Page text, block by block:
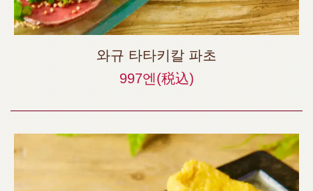
와규 타타키칼 파초
997엔 (税込)